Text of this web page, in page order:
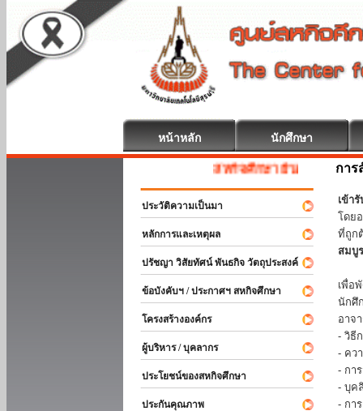
หน้าหลัก นักศึกษา
สหกิจศึกษา ยินดีต้อนรับ
ประวัติความเป็นมา
หลักการและเหตุผล
ปรัชญา วิสัยทัศน์ พันธกิจ วัตถุประสงค์
ข้อบังคับฯ / ประกาศฯ สหกิจศึกษา
โครงสร้างองค์กร
ผู้บริหาร / บุคลากร
ประโยชน์ของสหกิจศึกษา
ประกันคุณภาพ
การ
เข้า
โดย
ที่ถูก
สมบู
เพื่อ
นักศึ
อาจ
- วิธี
- คว
- กา
- บุค
- กา